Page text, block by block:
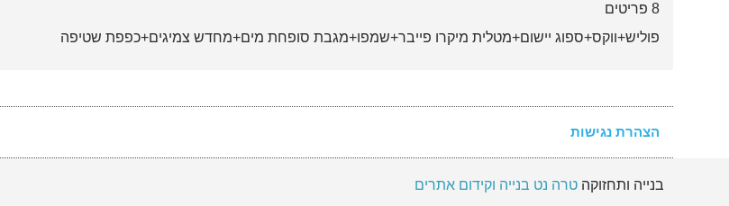
8 פריטים
פוליש+ווקס+ספוג יישום+מטלית מיקרו פייבר+שמפו+מגבת סופחת מים+מחדש צמיגים+כפפת שטיפה
הצהרת נגישות
בנייה ותחזוקה טרה נט בנייה וקידום אתרים